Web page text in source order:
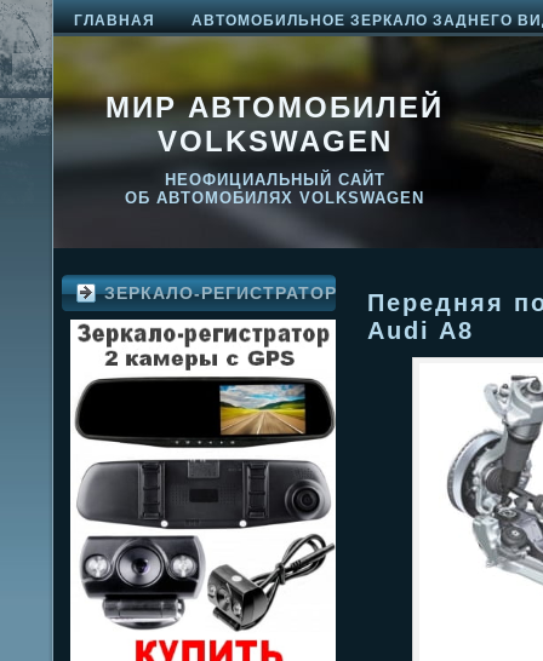
ГЛАВНАЯ АВТОМОБИЛЬНОЕ ЗЕРКАЛО ЗАДНЕГО
МИР АВТОМОБИЛЕЙ
VOLKSWAGEN
НЕОФИЦИАЛЬНЫЙ САЙТ
ОБ АВТОМОБИЛЯХ VOLKSWAGEN
ЗЕРКАЛО-РЕГИСТРАТОР
Передняя
Audi A8